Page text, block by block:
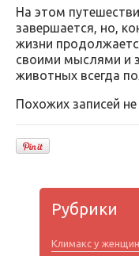
На этом
завершается, но,
жизни
своими мыслями и
животных всегда
Похожих записей
Рубрики
Климакс у женщин